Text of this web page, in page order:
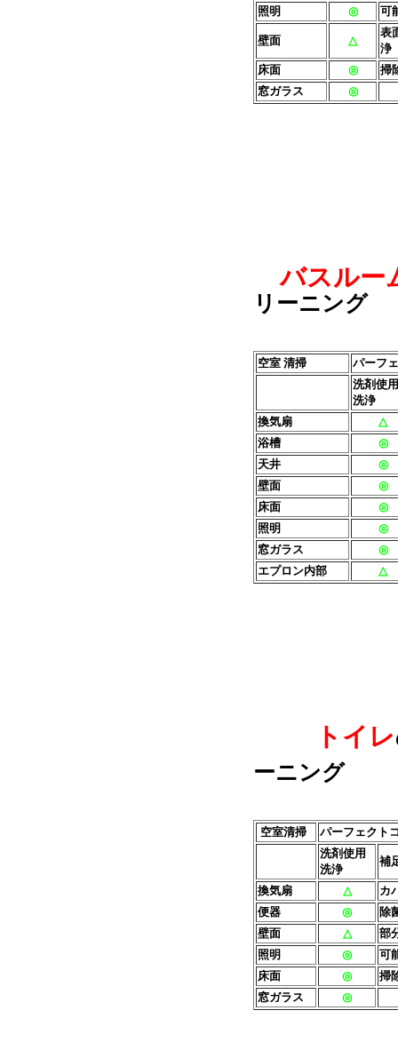
照明
◎ 可
壁面 △
表
浄
床面
◎
掃
窓ガラス
◎
バスルー
リーニング
空室 清掃
パーフ
洗剤使用
洗浄
換気扇
△
浴槽
◎
天井
◎
壁面
◎
床面
◎
照明
◎
窓ガラス
◎
エプロン内部
△
トイレ
ーニング
空室清掃
パーフェクト
洗剤使用
洗浄
補
換気扇 △
カ
便器
◎
除
壁面
△
部
照明
◎
可
床面
◎
掃
窓ガラス
◎